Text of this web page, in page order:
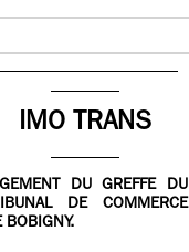
IMO TRANS
DU GREFFE DU
DE COMMERCE
BOBIGNY.